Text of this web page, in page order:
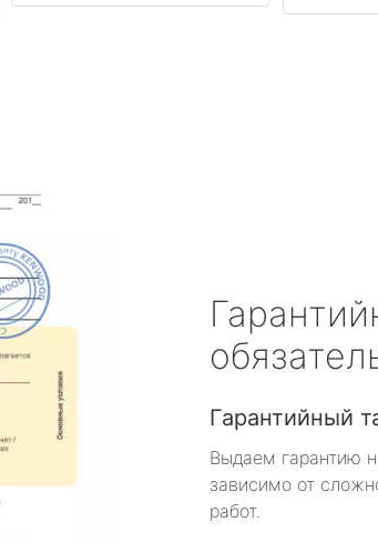
Гарантийный
Выдаем гарантию
зависимо от
работ.